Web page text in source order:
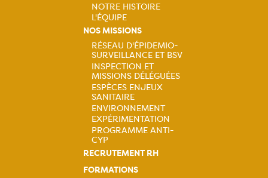
Navigation
principale
NOTRE HISTOIRE
L'ÉQUIPE
NOS MISSIONS
Navigation
principale
RÉSEAU D'ÉPIDEMIO-
SURVEILLANCE ET BSV
INSPECTION ET
MISSIONS DÉLÉGUÉES
ESPÈCES ENJEUX
SANITAIRE
ENVIRONNEMENT
EXPÉRIMENTATION
PROGRAMME ANTI-
CYP
RECRUTEMENT RH
FORMATIONS